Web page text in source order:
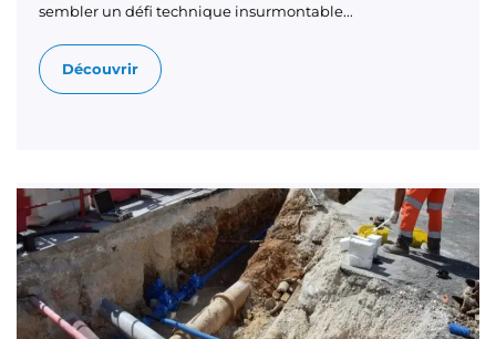
sembler un défi technique insurmontable...
Découvrir